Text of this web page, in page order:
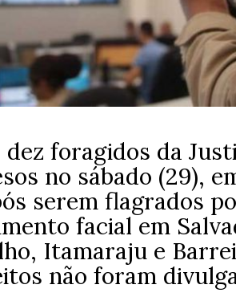
dez foragidos da
no sábado (29),
serem flagrados
facial em
Itamaraju e
não foram